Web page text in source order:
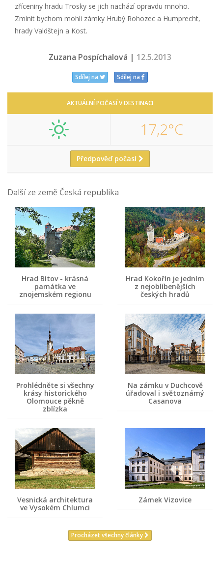
zříceniny hradu Trosky se jich nachází opravdu mnoho.
Zmínit bychom mohli zámky Hrubý Rohozec a Humprecht,
hrady Valdštejn a Kost.
Zuzana Pospíchalová | 12.5.2013
Sdílej na Sdílej na
AKTUÁLNÍ POČASÍ V DESTINACI
17,2°C
Předpověď počasí
Další ze země Česká republika
Hrad Bítov - krásná
památka ve
znojemském regionu
Hrad Kokořín je jedním
z nejoblíbenějších
českých hradů
Prohlédněte si všechny
krásy historického
Olomouce pěkně
zblízka
Na zámku v Duchcově
úřadoval i světoznámý
Casanova
Vesnická architektura
ve Vysokém Chlumci
Zámek Vizovice
Procházet všechny články